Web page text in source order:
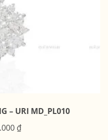
– URI MD_PL010
₫